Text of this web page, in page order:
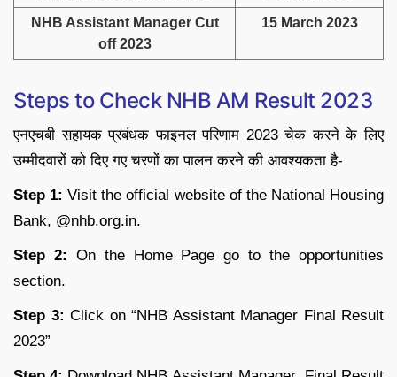
NHB Assistant Manager Cut
off 2023
15 March 2023
Steps to Check NHB AM Result 2023
एनएचबी सहायक प्रबंधक फाइनल परिणाम 2023 चेक करने के लिए
उम्मीदवारों को दिए गए चरणों का पालन करने की आवश्यकता है-
Step 1: Visit the official website of the National Housing
Bank, @nhb.org.in.
Step 2: On the Home Page go to the opportunities
section.
Step 3: Click on “NHB Assistant Manager Final Result
2023”